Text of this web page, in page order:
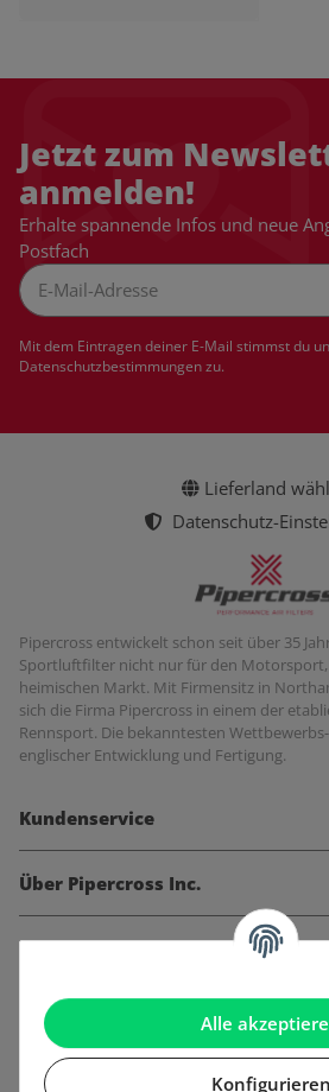
Alle
Konfigurieren
Jetzt zum
anmelden!
Erhalte spannende Infos und neue
Postfach
Mit dem Eintragen deiner E-Mail stimmst du
Datenschutzbestimmungenzu.
Lieferland
Datenschutz-
Pipercross entwickelt schon seit über 35
Sportluftfilter nicht nur für den
heimischen Markt. Mit Firmensitz in
sich die Firma Pipercross in einem der
Rennsport. Die bekanntesten
englischer Entwicklung und Fertigung.
Kundenservice
Über Pipercross Inc.
Informationen
Gesetzliche Informationen